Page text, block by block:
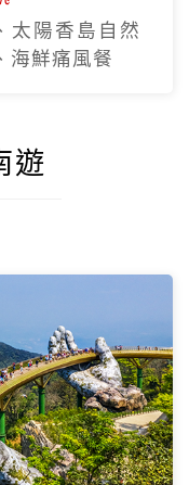
太陽香島自然
海鮮痛風餐
遊